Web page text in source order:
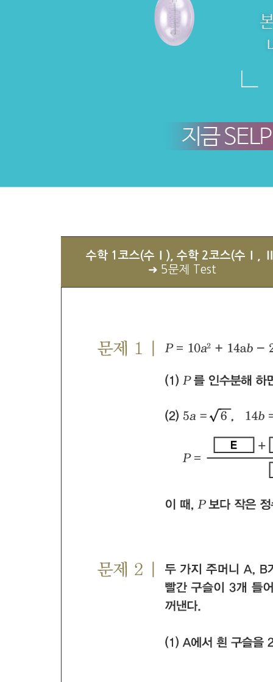
수학 1코스(수Ⅰ), 수학 2코스(수Ⅰ,
➜ 5문제 Test